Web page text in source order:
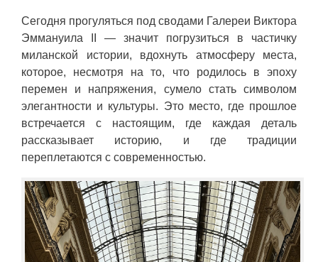
Сегодня прогуляться под сводами Галереи Виктора
Эммануила II — значит погрузиться в частичку
миланской истории, вдохнуть атмосферу места,
которое, несмотря на то, что родилось в эпоху
перемен и напряжения, сумело стать символом
элегантности и культуры. Это место, где прошлое
встречается с настоящим, где каждая деталь
рассказывает историю, и где традиции
переплетаются с современностью.